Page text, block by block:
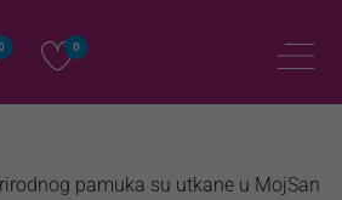
0
pamuka su utkane u MojSan